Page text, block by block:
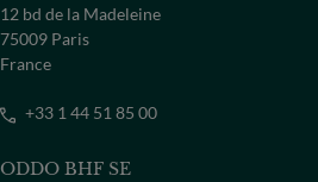
12 bd de la Madeleine
75009 Paris
France
+33 1 44 51 85 00
ODDO BHF SE